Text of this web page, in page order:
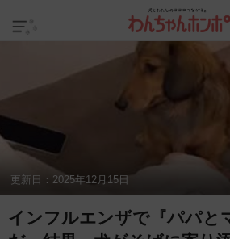
更新日： 2025年12月15日
インフルエンザで『パパと